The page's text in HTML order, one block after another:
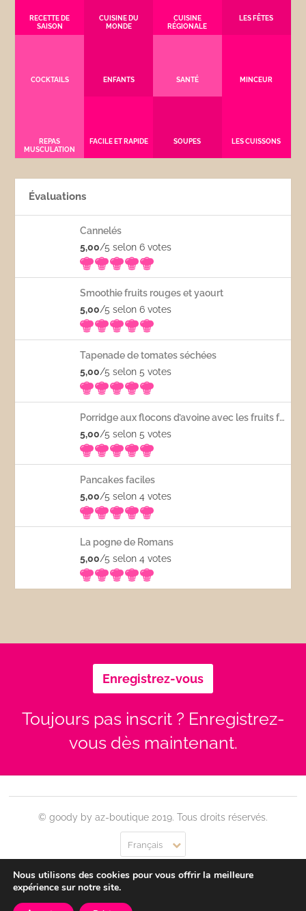
RECETTE DE
SAISON
CUISINE DU
MONDE
CUISINE
RÉGIONALE
LES FÊTES
COCKTAILS ENFANTS SANTÉ MINCEUR
REPAS
MUSCULATION
FACILE ET RAPIDE SOUPES LES CUISSONS
Évaluations
Cannelés
5,00/5 selon 6votes
Smoothie fruits rouges et yaourt
5,00/5 selon 6votes
Tapenade de tomates séchées
5,00/5 selon 5votes
Porridge aux flocons d’avoine avec les fruits frais
5,00/5 selon 5votes
Pancakes faciles
5,00/5 selon 4votes
La pogne de Romans
5,00/5 selon 4votes
Enregistrez-vous
Toujours pas inscrit ? Enregistrez-
vous dès maintenant.
© goody by az-boutique 2019. Tous droits réservés.
Français
Contact Se connecter Confidentialité CGU
Nous utilisons des cookies pour vous offrir la meilleure
expérience sur notre site.